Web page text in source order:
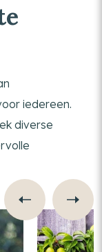
iedereen.
diverse